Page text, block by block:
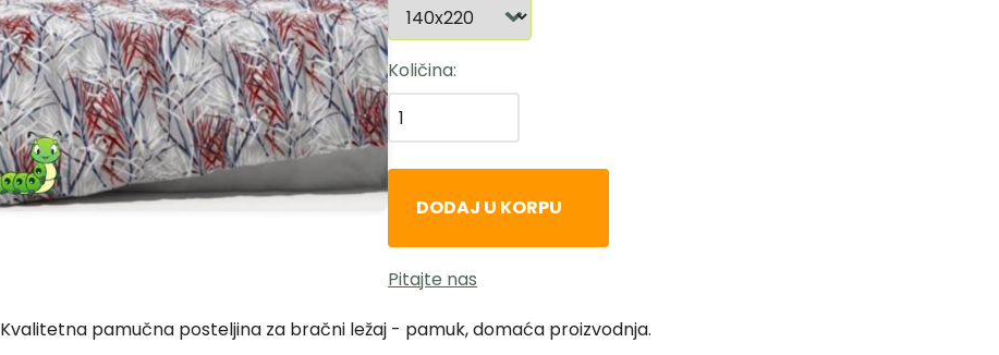
Količina
DODAJ U KORPU
Pitajte nas
Kvalitetna pamučna posteljina za bračni ležaj - pamuk, domaća proizvodnja.